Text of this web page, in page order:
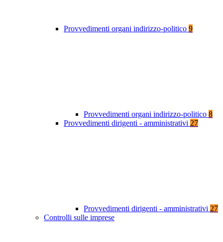
Provvedimenti organi indirizzo-politico 9
Provvedimenti organi indirizzo-politico 8
Provvedimenti dirigenti - amministrativi 27
Provvedimenti dirigenti - amministrativi 27
Controlli sulle imprese